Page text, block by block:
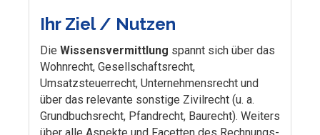
Ihr Ziel / Nutzen
Die Wissensvermittlung spannt sich über das
Wohnrecht, Gesellschaftsrecht,
Umsatzsteuerrecht, Unternehmensrecht und
über das relevante sonstige Zivilrecht (u. a.
Grundbuchsrecht, Pfandrecht, Baurecht). Weiters